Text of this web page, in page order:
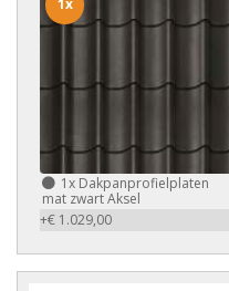
1x Dakpanprofielplaten
mat zwart Aksel
+€ 1.029,00
1x